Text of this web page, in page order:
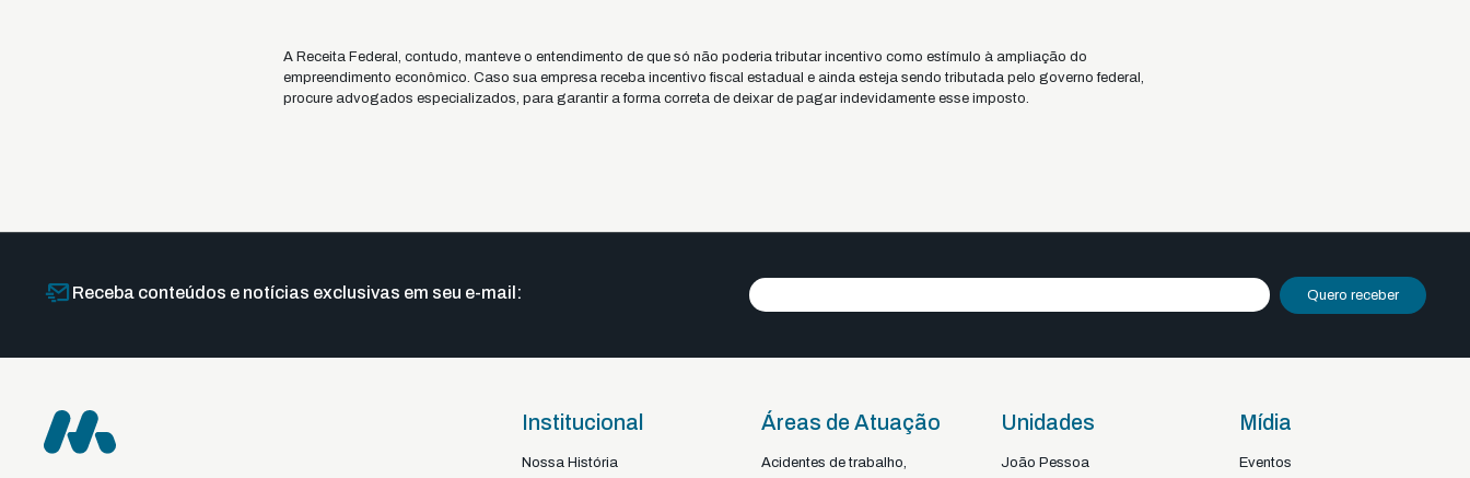
A Receita Federal, contudo, manteve o entendimento de que só não poderia tributar incentivo como estímulo à ampliação do
empreendimento econômico. Caso sua empresa receba incentivo fiscal estadual e ainda esteja sendo tributada pelo governo federal,
procure advogados especializados, para garantir a forma correta de deixar de pagar indevidamente esse imposto.
Receba conteúdos e notícias exclusivas em seu e-mail: Quero receber
Institucional
Nossa História
Áreas de Atuação
Acidentes de trabalho,
Unidades
João Pessoa
Mídia
Eventos